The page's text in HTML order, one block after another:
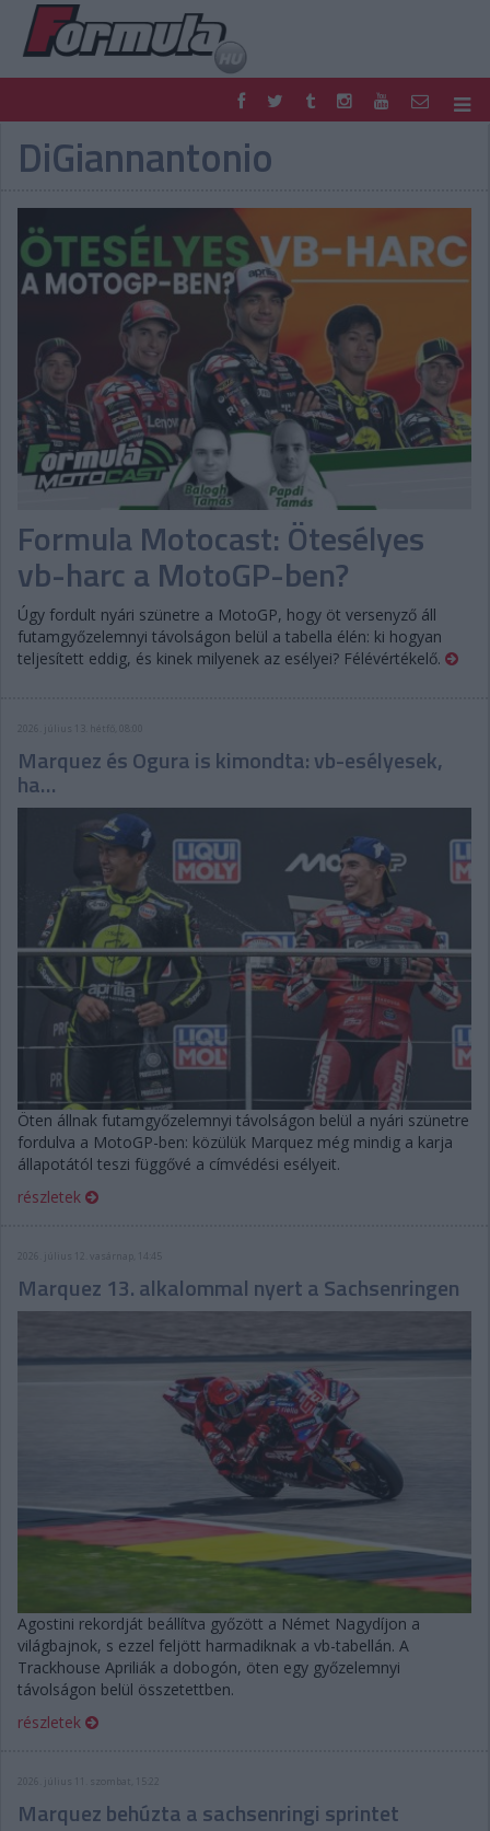
F1
PARC FERMÉ
FORMULA
MOTOR
RETRO
PODCAST
SHOP
LIVE
TIPPJÁTÉK
DIGITÁLIS MAGAZIN
PONTÁLLÁSOK
VERSENYNAPTÁRAK
DiGiannantonio
Formula Motocast: Ötesélyes
vb-harc a MotoGP-ben?
Úgy fordult nyári szünetre a MotoGP, hogy öt versenyző áll
futamgyőzelemnyi távolságon belül a tabella élén: ki hogyan
teljesített eddig, és kinek milyenek az esélyei? Félévértékelő.
2026. július 13. hétfő, 08:00
Marquez és Ogura is kimondta: vb-esélyesek,
ha…
Öten állnak futamgyőzelemnyi távolságon belül a nyári szünetre
fordulva a MotoGP-ben: közülük Marquez még mindig a karja
állapotától teszi függővé a címvédési esélyeit.
részletek
2026. július 12. vasárnap, 14:45
Marquez 13. alkalommal nyert a Sachsenringen
Agostini rekordját beállítva győzött a Német Nagydíjon a
világbajnok, s ezzel feljött harmadiknak a vb-tabellán. A
Trackhouse Apriliák a dobogón, öten egy győzelemnyi
távolságon belül összetettben.
részletek
2026. július 11. szombat, 15:22
Marquez behúzta a sachsenringi sprintet